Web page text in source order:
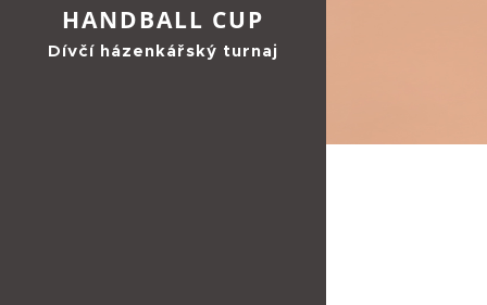
HANDBALL CUP
Dívčí házenkářský turnaj